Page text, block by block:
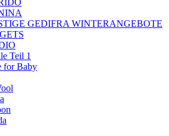
GEDIFRA WINTERANGEBOTE
Teil 1
for Baby